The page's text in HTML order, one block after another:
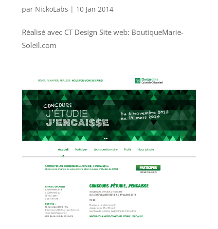
par NickoLabs | 10 Jan 2014
Réalisé avec CT Design Site web: BoutiqueMarie-
Soleil.com